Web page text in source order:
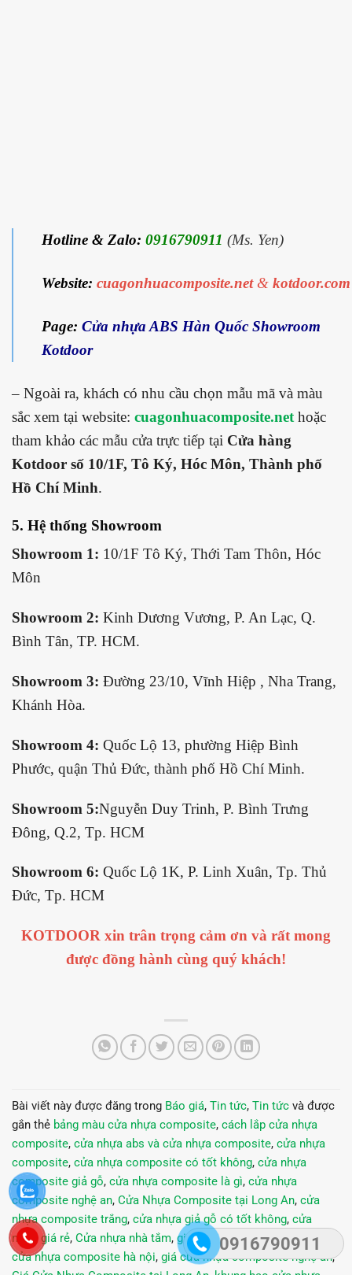
0916790911
Hotline & Zalo: 0916790911 (Ms. Yen)
Website: cuagonhuacomposite.net& kotdoor.com
Page: Cửa nhựa ABS Hàn Quốc Showroom
Kotdoor
– Ngoài ra, khách có nhu cầu chọn mẫu mã và màu
sắc xem tại website: cuagonhuacomposite.net hoặc
tham khảo các mẫu cửa trực tiếp tại Cửa hàng
Kotdoor số 10/1F, Tô Ký, Hóc Môn, Thành phố
Hồ Chí Minh.
5. Hệ thống Showroom
Showroom 1: 10/1F Tô Ký, Thới Tam Thôn, Hóc
Môn
Showroom 2: Kinh Dương Vương, P. An Lạc, Q.
Bình Tân, TP. HCM.
Showroom 3: Đường 23/10, Vĩnh Hiệp , Nha Trang,
Khánh Hòa.
Showroom 4: Quốc Lộ 13, phường Hiệp Bình
Phước, quận Thủ Đức, thành phố Hồ Chí Minh.
Showroom 5:Nguyễn Duy Trinh, P. Bình Trưng
Đông, Q.2, Tp. HCM
Showroom 6: Quốc Lộ 1K, P. Linh Xuân, Tp. Thủ
Đức, Tp. HCM
KOTDOOR xin trân trọng cảm ơn và rất mong
được đồng hành cùng quý khách!
Bài viết này được đăng trong Báo giá, Tin tức, Tin tức và được
gắn thẻ bảng màu cửa nhựa composite, cách lắp cửa nhựa
composite, cửa nhựa abs và cửa nhựa composite, cửa nhựa
composite, cửa nhựa composite có tốt không, cửa nhựa
composite giả gỗ, cửa nhựa composite là gì, cửa nhựa
composite nghệ an, Cửa Nhựa Composite tại Long An, cửa
nhựa composite trắng, cửa nhựa giả gỗ có tốt không, cửa
nhựa giá rẻ, Cửa nhựa nhà tắm, giá cửa nhựa composite, giá
cửa nhựa composite hà nội, giá cửa nhựa composite nghệ an,